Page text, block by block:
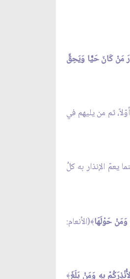
مَنْ كَانَ حَيًّا وَيَحِقَّ
ثم من يليهم في
يعمّ الإنذار به كلُ
حَوْلَهَا﴾(الأنعام:
بِهِ وَمَنْ بَلَغَ﴾